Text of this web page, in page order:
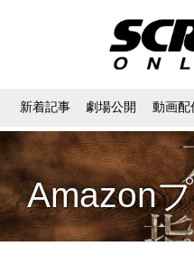
新着記事 劇場公開 動画配
Amazon